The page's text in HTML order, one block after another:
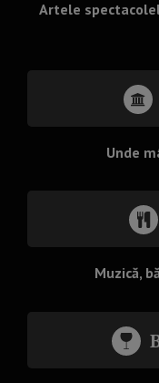
Artele
Unde
Muzică,